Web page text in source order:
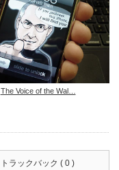
The Voice of the Wal…
トラックバック ( 0 )